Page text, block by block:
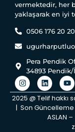
vermektedir, her
yaklaşarak en iyi
0506 176 20 20
Pera Pendik
34893
2025 @ Telif hakkı
| Son Güncelleme
ASLAN